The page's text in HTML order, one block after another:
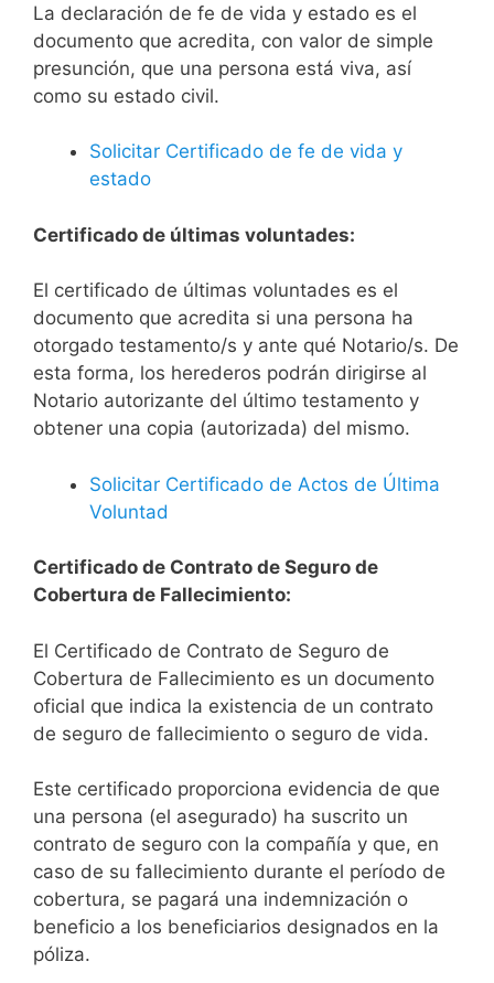
La declaración de fe de vida y estado es el
documento que acredita, con valor de simple
presunción, que una persona está viva, así
como su estado civil.
Solicitar Certificado de fe de vida y
estado
Certificado de últimas voluntades:
El certificado de últimas voluntades es el
documento que acredita si una persona ha
otorgado testamento/s y ante qué Notario/s. De
esta forma, los herederos podrán dirigirse al
Notario autorizante del último testamento y
obtener una copia (autorizada) del mismo.
Solicitar Certificado de Actos de Última
Voluntad
Certificado de Contrato de Seguro de
Cobertura de Fallecimiento:
El Certificado de Contrato de Seguro de
Cobertura de Fallecimiento es un documento
oficial que indica la existencia de un contrato
de seguro de fallecimiento o seguro de vida.
Este certificado proporciona evidencia de que
una persona (el asegurado) ha suscrito un
contrato de seguro con la compañía y que, en
caso de su fallecimiento durante el período de
cobertura, se pagará una indemnización o
beneficio a los beneficiarios designados en la
póliza.